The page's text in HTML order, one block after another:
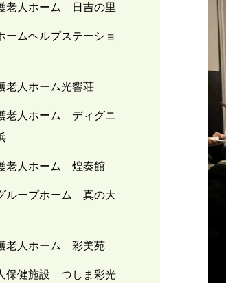
老人ホーム 日吉の里
ームヘルプステーショ
老人ホーム光響荘
老人ホーム ディグニ
老人ホーム 煌奏館
ループホーム 真の大
老人ホーム 彩美苑
保健施設 つしま彩光